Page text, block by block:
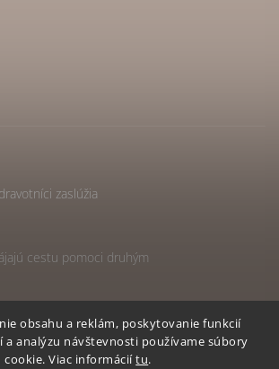
obsahu a reklám, poskytovanie funkcií
a analýzu návštevnosti používame súbory
cookie. Viac informáciítu.
zaslúžia
cestu pomoci druhým
stal realitou